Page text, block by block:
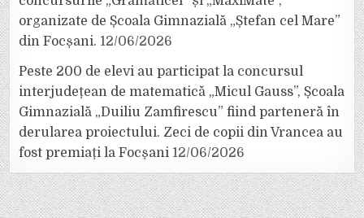
organizate de Școala Gimnazială „Ștefan cel Mare”
din Focșani. 12/06/2026
Peste 200 de elevi au participat la concursul
interjudețean de matematică „Micul Gauss”, Școala
Gimnazială „Duiliu Zamfirescu” fiind parteneră în
derularea proiectului. Zeci de copii din Vrancea au
fost premiați la Focșani 12/06/2026